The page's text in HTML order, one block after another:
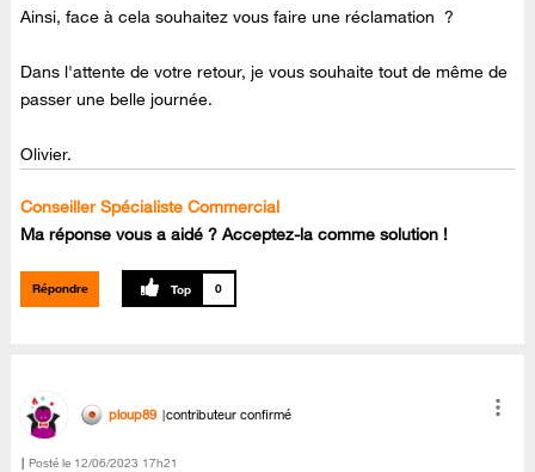
Ainsi, face à cela souhaitez vous faire une réclamation ?
Dans l'attente de votre retour, je vous souhaite tout de même de
passer une belle journée.
Olivier.
Conseiller Spécialiste Commercial
Ma réponse vous a aidé ? Acceptez-la comme solution !
Répondre 0
ploup89 contributeur confirmé
Posté le ‎12/06/2023 17h21